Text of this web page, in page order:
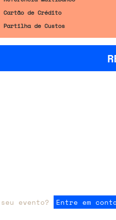
Cartão de Crédito
Partilha de Custos
evento? Entre em